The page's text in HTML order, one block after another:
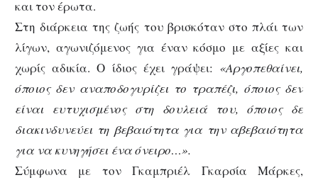
και τον έρωτα.
Στη διάρκεια της ζωής του βρισκόταν στο πλάι των
λίγων, αγωνιζόμενος για έναν κόσμο με αξίες και
χωρίς αδικία. Ο ίδιος έχει γράψει: «Αργοπεθαίνει,
όποιος δεν αναποδογυρίζει το τραπέζι, όποιος δεν
είναι ευτυχισμένος στη δουλειά του, όποιος δε
διακινδυνεύει τη βεβαιότητα για την αβεβαιότητα
για να κυνηγήσει ένα όνειρο…».
Σύμφωνα με τον Γκαμπριέλ Γκαρσία Μάρκες,